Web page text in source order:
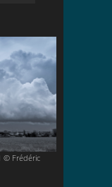
© Frédéric